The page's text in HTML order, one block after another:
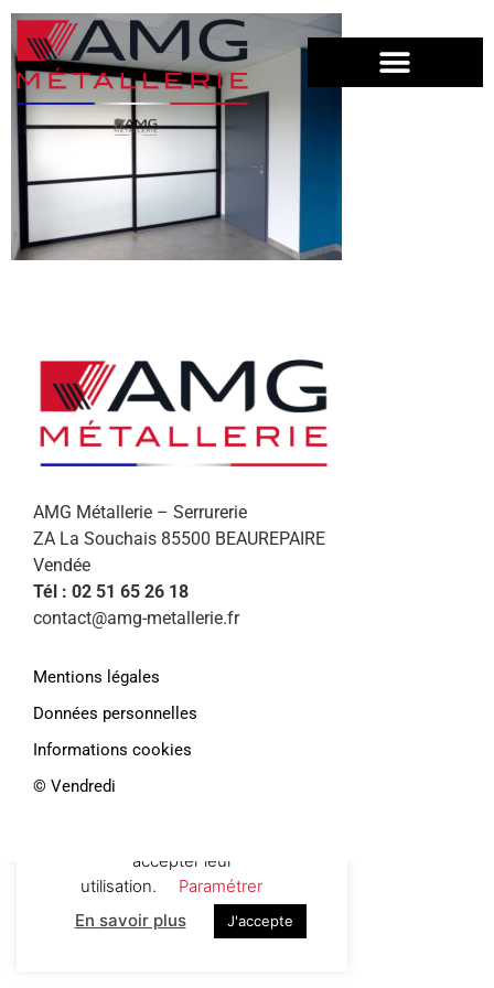
AMG Métallerie – Serrurerie
ZA La Souchais 85500 BEAUREPAIRE
Vendée
Tél : 02 51 65 26 18
contact@amg-metallerie.fr
Mentions légales
Données personnelles
Informations cookies
©️ Vendredi
Afin de vous proposer des services et
offres personnalisés, AMG Métallerie
accepter leur
utilisation.
Paramétrer
En savoir plus
J'accepte